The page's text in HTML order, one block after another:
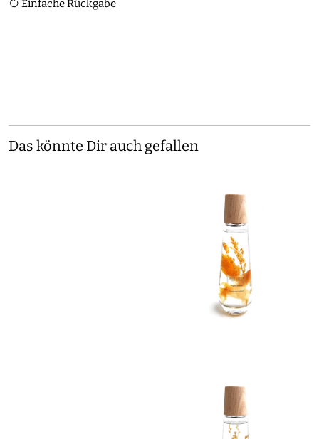
Einfache Rückgabe
Das könnte Dir auch gefallen